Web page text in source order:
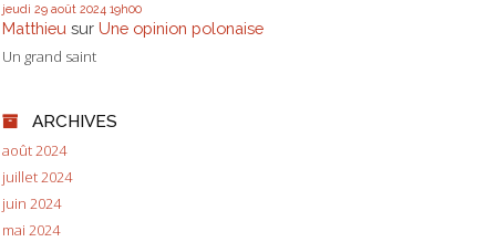
jeudi 29 août 2024 19h00
Matthieu sur Une opinion polonaise
Un grand saint
ARCHIVES
août 2024
juillet 2024
juin 2024
mai 2024